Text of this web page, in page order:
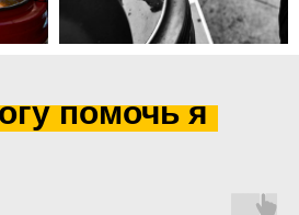
помочь я